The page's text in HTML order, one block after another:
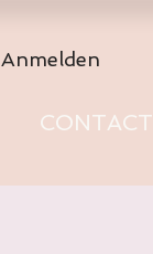
Anmelden
CONTACT